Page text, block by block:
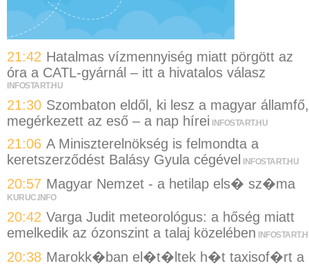
21:42 Hatalmas vízmennyiség miatt pörgött az
óra a CATL-gyárnál – itt a hivatalos válasz
INFOSTART.HU
21:30 Szombaton eldől, ki lesz a magyar államfő,
megérkezett az eső – a nap hírei
INFOSTART.HU
21:06 A Miniszterelnökség is felmondta a
keretszerződést Balásy Gyula cégével INFOSTART.HU
20:57 Magyar Nemzet - a hetilap els� sz�ma
KURUC.INFO
20:42 Varga Judit meteorológus: a hőség miatt
emelkedik az ózonszint a talaj közelében
20:38 Marokk�ban el�t�ltek h�t taxisof�rt a